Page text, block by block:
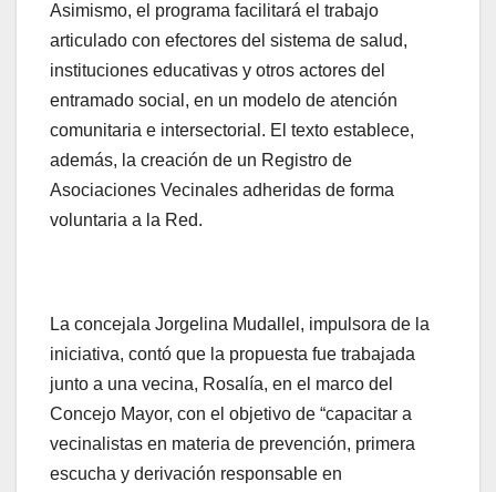
Asimismo, el programa facilitará el trabajo
articulado con efectores del sistema de salud,
instituciones educativas y otros actores del
entramado social, en un modelo de atención
comunitaria e intersectorial. El texto establece,
además, la creación de un Registro de
Asociaciones Vecinales adheridas de forma
voluntaria a la Red.
La concejala Jorgelina Mudallel, impulsora de la
iniciativa, contó que la propuesta fue trabajada
junto a una vecina, Rosalía, en el marco del
Concejo Mayor, con el objetivo de “capacitar a
vecinalistas en materia de prevención, primera
escucha y derivación responsable en